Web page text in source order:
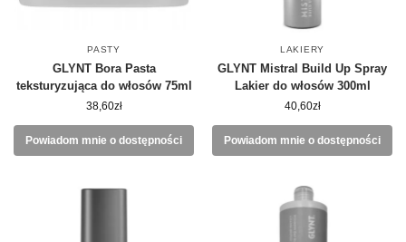
PASTY
GLYNT Bora Pasta
teksturyzująca do włosów 75ml
38,60zł
Powiadom mnie o dostępności
LAKIERY
GLYNT Mistral Build Up Spray
Lakier do włosów 300ml
40,60zł
Powiadom mnie o dostępności